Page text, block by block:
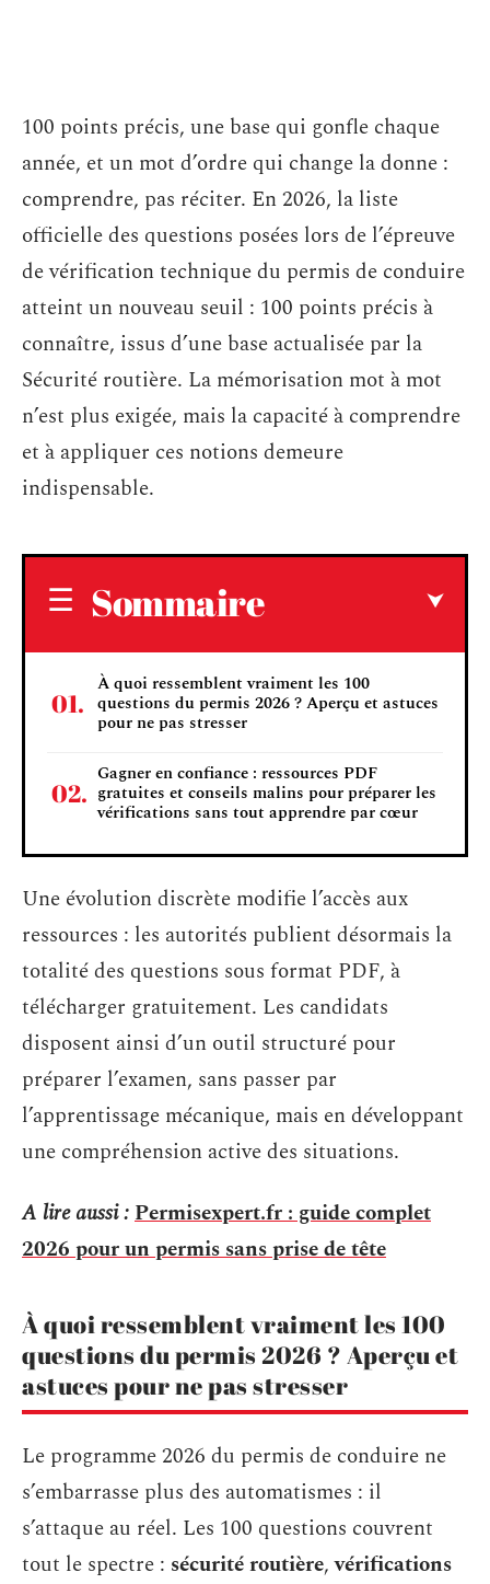
100 points précis, une base qui gonfle chaque
année, et un mot d’ordre qui change la donne :
comprendre, pas réciter. En 2026, la liste
officielle des questions posées lors de l’épreuve
de vérification technique du permis de conduire
atteint un nouveau seuil : 100 points précis à
connaître, issus d’une base actualisée par la
Sécurité routière. La mémorisation mot à mot
n’est plus exigée, mais la capacité à comprendre
et à appliquer ces notions demeure
indispensable.
Sommaire
À quoi ressemblent vraiment les 100
questions du permis 2026 ? Aperçu et astuces
pour ne pas stresser
Gagner en confiance : ressources PDF
gratuites et conseils malins pour préparer les
vérifications sans tout apprendre par cœur
Une évolution discrète modifie l’accès aux
ressources : les autorités publient désormais la
totalité des questions sous format PDF, à
télécharger gratuitement. Les candidats
disposent ainsi d’un outil structuré pour
préparer l’examen, sans passer par
l’apprentissage mécanique, mais en développant
une compréhension active des situations.
A lire aussi :Permisexpert.fr : guide complet
2026 pour un permis sans prise de tête
À quoi ressemblent vraiment les 100
questions du permis 2026 ? Aperçu et
astuces pour ne pas stresser
Le programme 2026 du permis de conduire ne
s’embarrasse plus des automatismes : il
s’attaque au réel. Les 100 questions couvrent
tout le spectre : sécurité routière,vérifications